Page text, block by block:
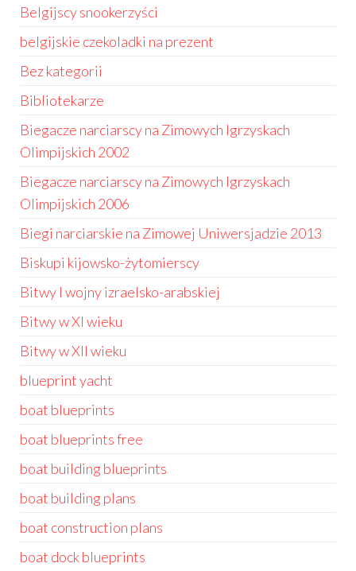
Belgijscy snookerzyści
belgijskie czekoladki na prezent
Bez kategorii
Bibliotekarze
Biegacze narciarscy na Zimowych Igrzyskach
Olimpijskich 2002
Biegacze narciarscy na Zimowych Igrzyskach
Olimpijskich 2006
Biegi narciarskie na Zimowej Uniwersjadzie 2013
Biskupi kijowsko-żytomierscy
Bitwy I wojny izraelsko-arabskiej
Bitwy w XI wieku
Bitwy w XII wieku
blueprint yacht
boat blueprints
boat blueprints free
boat building blueprints
boat building plans
boat construction plans
boat dock blueprints